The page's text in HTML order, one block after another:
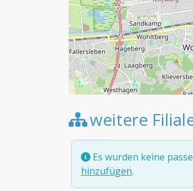
weitere
Es wurden keine
hinzufügen.